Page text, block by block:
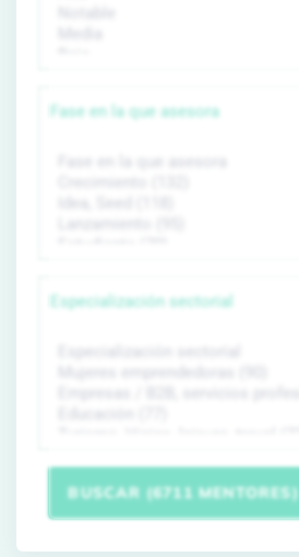
Fase en la que asesora
Especialización sectorial
BUSCAR (6711 MENTORES)